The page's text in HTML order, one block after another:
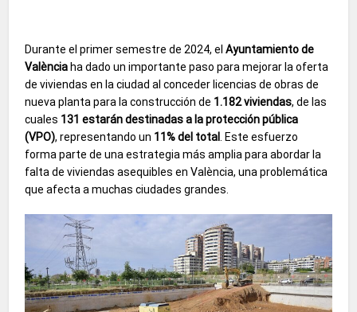
Durante el primer semestre de 2024, elAyuntamiento de
València ha dado un importante paso para mejorar la oferta
de viviendas en la ciudad al conceder licencias de obras de
nueva planta para la construcción de 1.182 viviendas, de las
cuales 131 estarán destinadas a la protección pública
(VPO), representando un 11% del total
. Este esfuerzo
forma parte de una estrategia más amplia para abordar la
falta de viviendas asequibles en València, una problemática
que afecta a muchas ciudades grandes.